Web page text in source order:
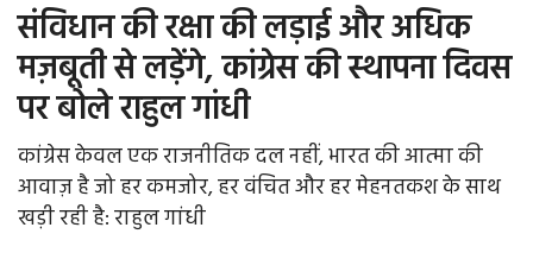
Office Office
Political Gossips
Farm & Food
Opinion
संविधान की रक्षा की लड़ाई और अधिक
मज़बूती से लड़ेंगे, कांग्रेस की स्थापना दिवस
पर बोले राहुल गांधी
कांग्रेस केवल एक राजनीतिक दल नहीं, भारत की आत्मा की
आवाज़ है जो हर कमजोर, हर वंचित और हर मेहनतकश के साथ
खड़ी रही है: राहुल गांधी